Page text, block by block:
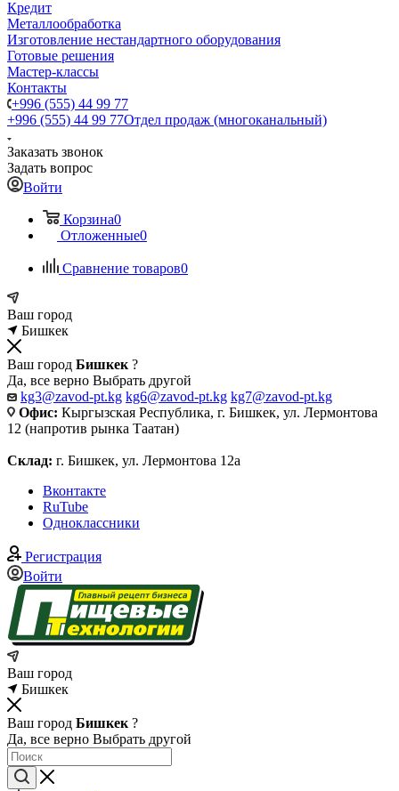
Кредит
Металлообработка
Изготовление нестандартного оборудования
Готовые решения
Мастер-классы
Контакты
+996 (555) 44 99 77
+996 (555) 44 99 77Отдел продаж (многоканальный)
Заказать звонок
Задать вопрос
Войти
Корзина0
Отложенные0
Сравнение товаров0
Ваш город
Бишкек
Ваш город Бишкек ?
Да, все верно Выбрать другой
kg3@zavod-pt.kg kg6@zavod-pt.kg kg7@zavod-pt.kg
Офис: Кыргызская Республика, г. Бишкек, ул. Лермонтова
12 (напротив рынка Таатан)
Склад: г. Бишкек, ул. Лермонтова 12а
Вконтакте
RuTube
Одноклассники
Регистрация
Войти
Ваш город
Бишкек
Ваш город Бишкек ?
Да, все верно Выбрать другой